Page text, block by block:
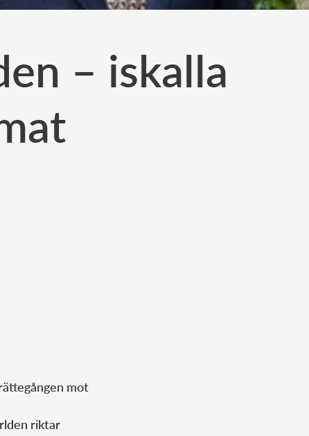
– iskalla
mot
riktar